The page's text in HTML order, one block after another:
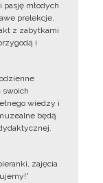
młodych
prelekcje,
z zabytkami
i
swoich
wiedzy i
będą
zajęcia